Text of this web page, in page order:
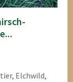
Elchwild,